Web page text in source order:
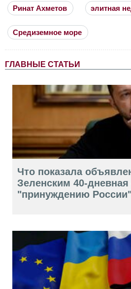
Ринат Ахметов элитная
Средиземное море
ГЛАВНЫЕ СТАТЬИ
Что показала
Зеленским 40-
"принуждению России"